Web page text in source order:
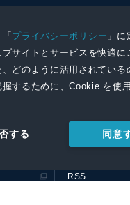
「プライバシーポリシー 」に
ブサイトとサービスを快適に
、どのように活用されている
するために、Cookie を使
する 同意
プレスリリース
RSS